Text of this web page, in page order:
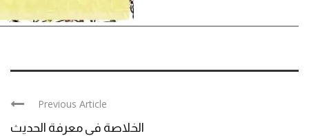
Previous Article
الخلاصة في معرفة الحديث